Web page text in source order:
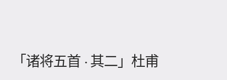
「诸将五首 · 其二」杜甫